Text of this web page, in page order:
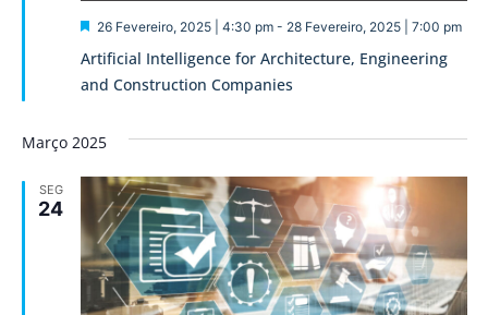
Artificial Intelligence for Architecture, Engineering
and Construction Companies
Destaque
26 Fevereiro, 2025 | 4:30 pm- 28 Fevereiro, 2025 | 7:00 pm
Março 2025
SEG
24